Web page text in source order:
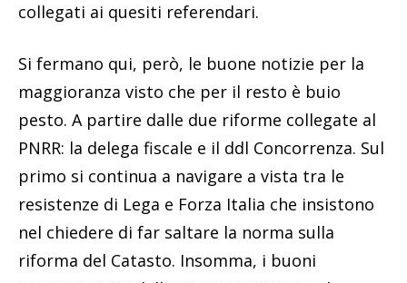
collegati ai quesiti referendari.
Si fermano qui, però, le buone notizie per la
maggioranza visto che per il resto è buio
pesto. A partire dalle due riforme collegate al
PNRR: la delega fiscale e il ddl Concorrenza. Sul
primo si continua a navigare a vista tra le
resistenze di Lega e Forza Italia che insistono
nel chiedere di far saltare la norma sulla
riforma del Catasto. Insomma, i buoni